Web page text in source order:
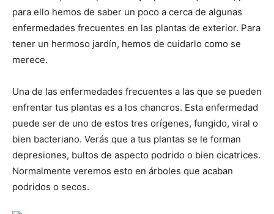
para ello hemos de saber un poco a cerca de algunas
enfermedades frecuentes en las plantas de exterior. Para
tener un hermoso jardín, hemos de cuidarlo como se
merece.
Una de las enfermedades frecuentes a las que se pueden
enfrentar tus plantas es a los chancros. Esta enfermedad
puede ser de uno de estos tres orígenes, fungido, viral o
bien bacteriano. Verás que a tus plantas se le forman
depresiones, bultos de aspecto podrido o bien cicatrices.
Normalmente veremos esto en árboles que acaban
podridos o secos.